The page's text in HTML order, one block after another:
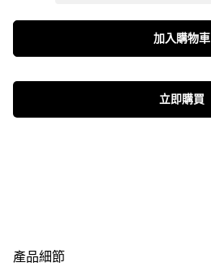
加入購物車
立即購買
產品細節